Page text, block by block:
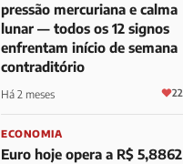
pressão mercuriana e calma
lunar — todos os 12 signos
enfrentam início de semana
contraditório
Há 2 meses 22
ECONOMIA
Euro hoje opera a R$ 5,8862